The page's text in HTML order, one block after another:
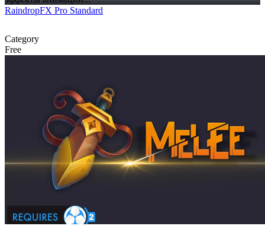
RaindropFX Pro Standard
Category
Free